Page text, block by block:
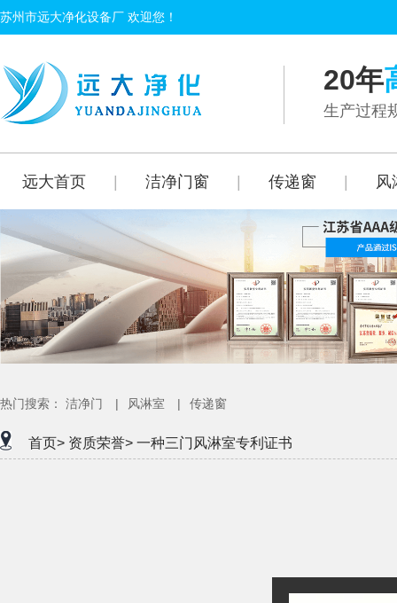
苏州市远大净化设备厂 欢迎您！
20年
生产过程
远大首页 洁净门窗 传递窗 风
热门搜索： 洁净门 | 风淋室 | 传递窗
首页> 资质荣誉> 一种三门风淋室专利证书